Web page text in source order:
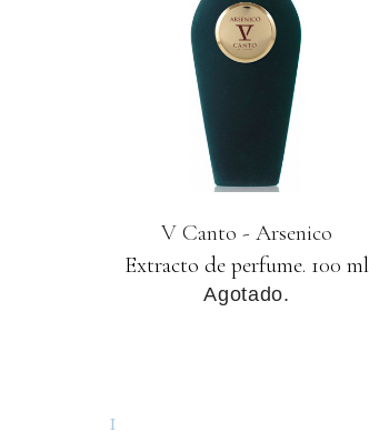
V Canto - Arsenico
Extracto de perfume. 100 ml
Agotado.
1